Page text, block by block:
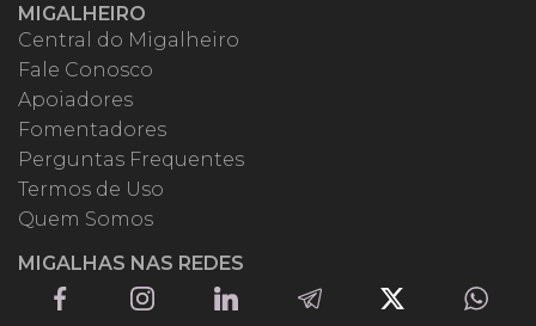
MIGALHEIRO
Central do Migalheiro
Fale Conosco
Apoiadores
Fomentadores
Perguntas Frequentes
Termos de Uso
Quem Somos
MIGALHAS NAS REDES